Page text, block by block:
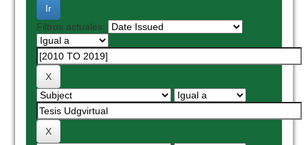
Filtros actuales: